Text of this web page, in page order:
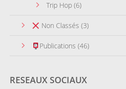
Trip Hop (6)
Non Classés (3)
Publications (46)
RESEAUX SOCIAUX